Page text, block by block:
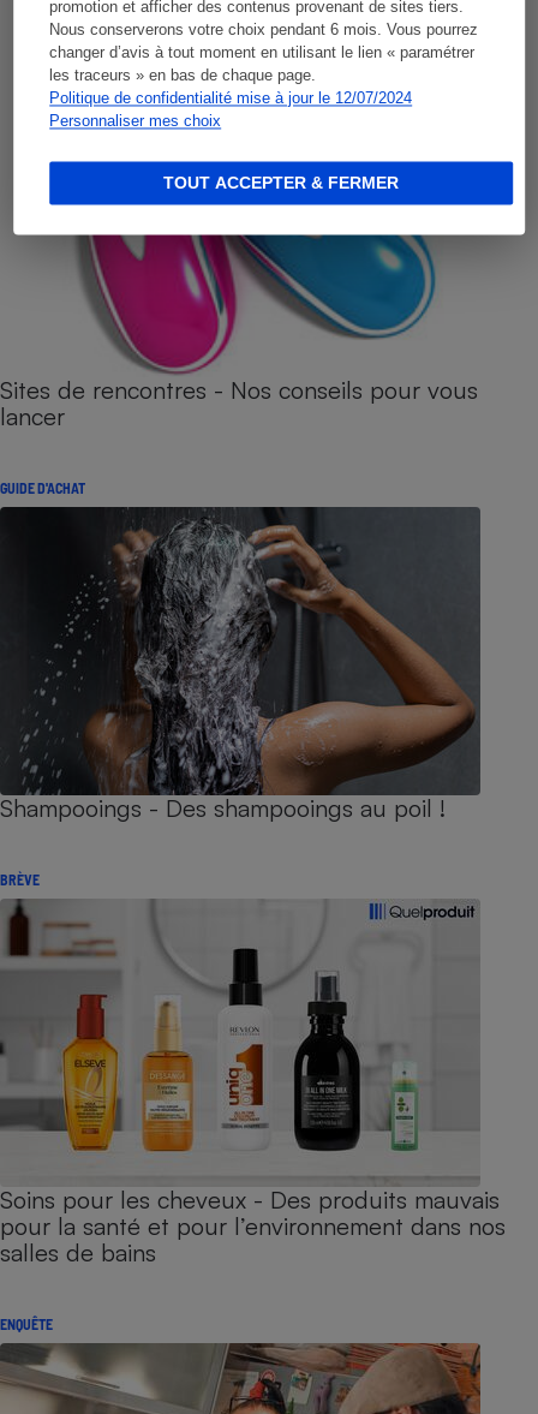
promotion et afficher des contenus provenant de sites tiers.
Nous conserverons votre choix pendant 6 mois. Vous pourrez
changer d’avis à tout moment en utilisant le lien « paramétrer
les traceurs » en bas de chaque page.
Politique de confidentialité mise à jour le 12/07/2024
Personnaliser mes choix
TOUT ACCEPTER & FERMER
Sites de rencontres - Nos conseils pour vous
lancer
GUIDE D'ACHAT
Shampooings - Des shampooings au poil !
BRÈVE
Soins pour les cheveux - Des produits mauvais
pour la santé et pour l’environnement dans nos
salles de bains
ENQUÊTE